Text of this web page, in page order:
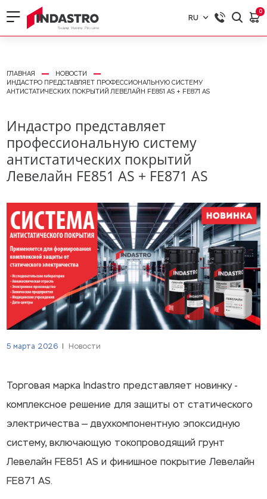
RU
RU
0
ГЛАВНАЯ
НОВОСТИ
ИНДАСТРО ПРЕДСТАВЛЯЕТ ПРОФЕССИОНАЛЬНУЮ СИСТЕМУ
АНТИСТАТИЧЕСКИХ ПОКРЫТИЙ ЛЕВЕЛАЙН FE851 AS + FE871 AS
Индастро представляет
профессиональную систему
антистатических покрытий
Левелайн FE851 AS + FE871 AS
5 марта 2026 Новости
Торговая марка Indastro представляет новинку -
комплексное решение для защиты от статического
электричества — двухкомпонентную эпоксидную
систему, включающую токопроводящий грунт
Левелайн FE851 AS и финишное покрытие Левелайн
FE871 AS.